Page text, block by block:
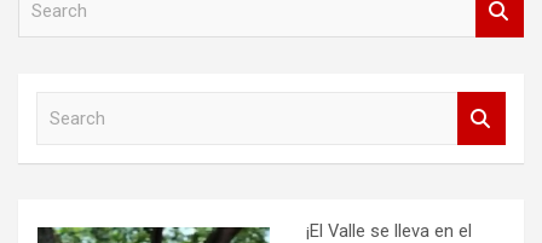
h
¡El Valle se lleva en el